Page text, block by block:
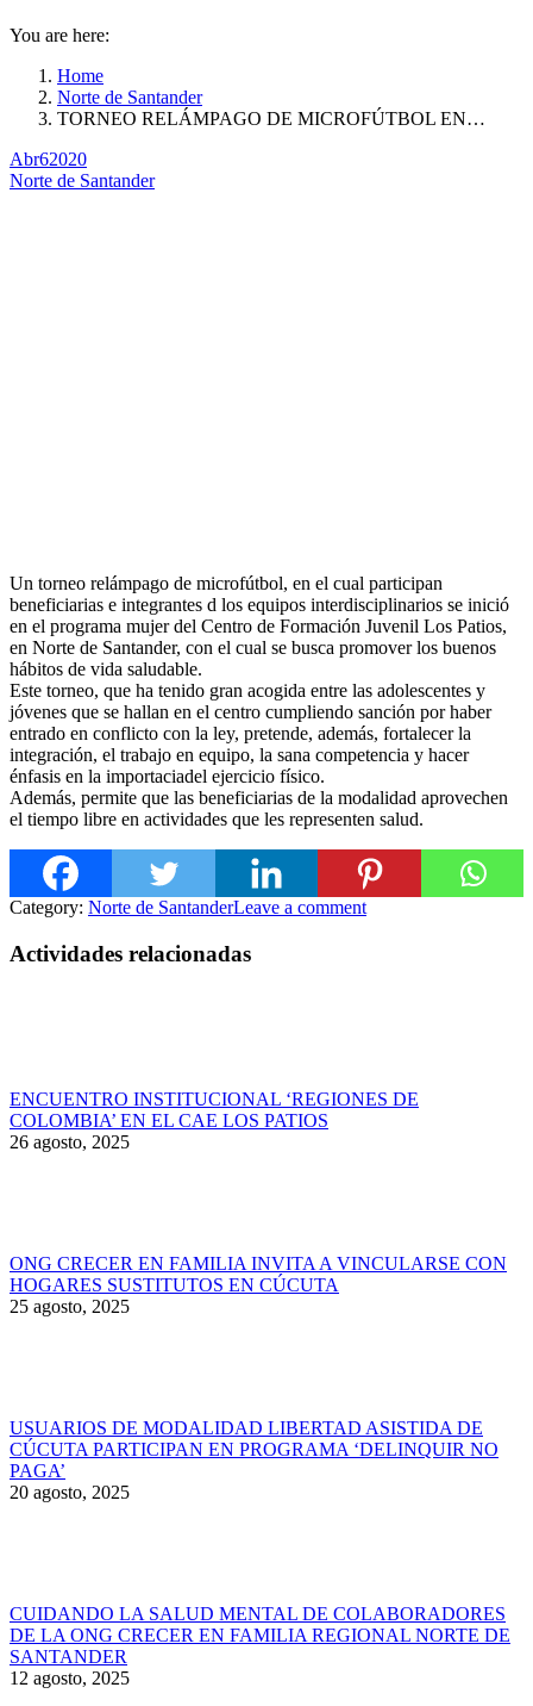
You are here:
Home
Norte de Santander
TORNEO RELÁMPAGO DE MICROFÚTBOL EN…
Abr62020
Norte de Santander
Un torneo relámpago de microfútbol, en el cual participan
beneficiarias e integrantes d los equipos interdisciplinarios se inició
en el programa mujer del Centro de Formación Juvenil Los Patios,
en Norte de Santander, con el cual se busca promover los buenos
hábitos de vida saludable.
Este torneo, que ha tenido gran acogida entre las adolescentes y
jóvenes que se hallan en el centro cumpliendo sanción por haber
entrado en conflicto con la ley, pretende, además, fortalecer la
integración, el trabajo en equipo, la sana competencia y hacer
énfasis en la importaciadel ejercicio físico.
Además, permite que las beneficiarias de la modalidad aprovechen
el tiempo libre en actividades que les representen salud.
Category: Norte de SantanderLeave a comment
Actividades relacionadas
ENCUENTRO INSTITUCIONAL ‘REGIONES DE
COLOMBIA’ EN EL CAE LOS PATIOS
26 agosto, 2025
ONG CRECER EN FAMILIA INVITA A VINCULARSE CON
HOGARES SUSTITUTOS EN CÚCUTA
25 agosto, 2025
USUARIOS DE MODALIDAD LIBERTAD ASISTIDA DE
CÚCUTA PARTICIPAN EN PROGRAMA ‘DELINQUIR NO
PAGA’
20 agosto, 2025
CUIDANDO LA SALUD MENTAL DE COLABORADORES
DE LA ONG CRECER EN FAMILIA REGIONAL NORTE DE
SANTANDER
12 agosto, 2025